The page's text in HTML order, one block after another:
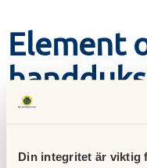
Din integritet är viktig
Element
Ta bort